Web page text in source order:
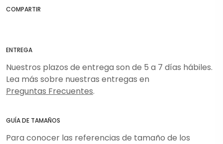
COMPARTIR
ENTREGA
Nuestros plazos de entrega son de 5 a 7 días hábiles.
Lea más sobre nuestras entregas en
Preguntas Frecuentes.
GUÍA DE TAMAÑOS
Para conocer las referencias de tamaño de los